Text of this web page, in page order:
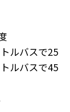
ルバスで25
ルバスで45